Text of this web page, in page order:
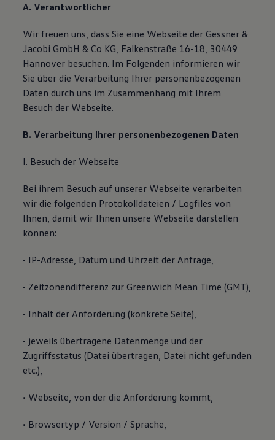
A. Verantwortlicher
Wir freuen uns, dass Sie eine Webseite der Gessner &
Jacobi GmbH & Co KG, Falkenstraße 16-18, 30449
Hannover besuchen. Im Folgenden informieren wir
Sie über die Verarbeitung Ihrer personenbezogenen
Daten durch uns im Zusammenhang mit Ihrem
Besuch der Webseite.
B. Verarbeitung Ihrer personenbezogenen Daten
I. Besuch der Webseite
Bei ihrem Besuch auf unserer Webseite verarbeiten
wir die folgenden Protokolldateien / Logfiles von
Ihnen, damit wir Ihnen unsere Webseite darstellen
können:
• IP-Adresse, Datum und Uhrzeit der Anfrage,
• Zeitzonendifferenz zur Greenwich Mean Time (GMT),
• Inhalt der Anforderung (konkrete Seite),
• jeweils übertragene Datenmenge und der
Zugriffsstatus (Datei übertragen, Datei nicht gefunden
etc.),
• Webseite, von der die Anforderung kommt,
• Browsertyp / Version / Sprache,